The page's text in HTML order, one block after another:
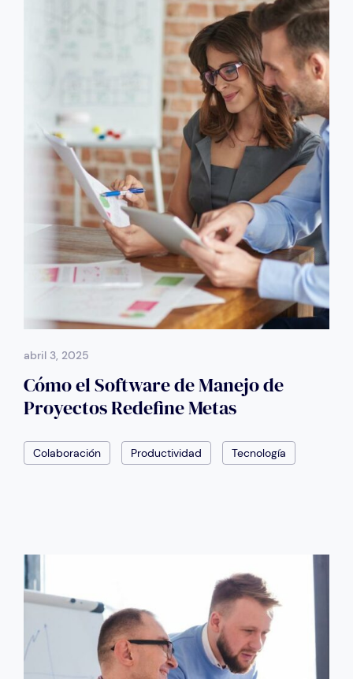
abril 3, 2025
Cómo el Software de Manejo de
Proyectos Redefine Metas
Colaboración Productividad Tecnología